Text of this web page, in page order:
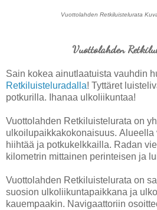
Vuottolahden Retkiluistelurata
Vuottolahden
Sain kokea ainutlaatuista vauhdin
Retkiluisteluradalla! Tyttäret
potkurilla. Ihanaa ulkoliikuntaa!
Vuottolahden Retkiluistelurata on
ulkoilupaikkakokonaisuus. Alueella
hiihtää ja potkukelkkailla. Radan
kilometrin mittainen perinteisen ja
Vuottolahden Retkiluistelurata on
suosion ulkoliikuntapaikkana ja
kauempaakin. Navigaattoriin